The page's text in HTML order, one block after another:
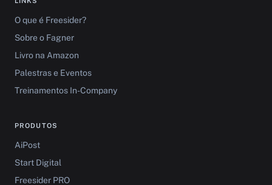
O que é Freesider?
Sobre o Fagner
Livro na Amazon
Palestras e Eventos
Treinamentos In-Company
PRODUTOS
AiPost
Start Digital
Freesider PRO